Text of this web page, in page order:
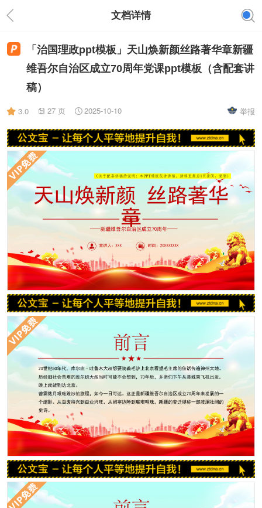
文档详情
「治国理政ppt模板」天山焕新颜丝路著华章新疆
维吾尔自治区成立70周年党课ppt模板（含配套讲
稿）
3.0 27 页 2025-10-10 举报